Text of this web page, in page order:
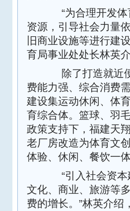
“为合理开发体
资源，引导社会力量
旧商业设施等进行建
育局事业处处长林英介
除了打造就近便
费能力强、综合消费
建设集运动休闲、体
育综合体。篮球、羽
政策支持下，福建天
老厂房改造为体育文
体验、休闲、餐饮一
“引入社会资本
文化、商业、旅游等
费的增长。”林英介